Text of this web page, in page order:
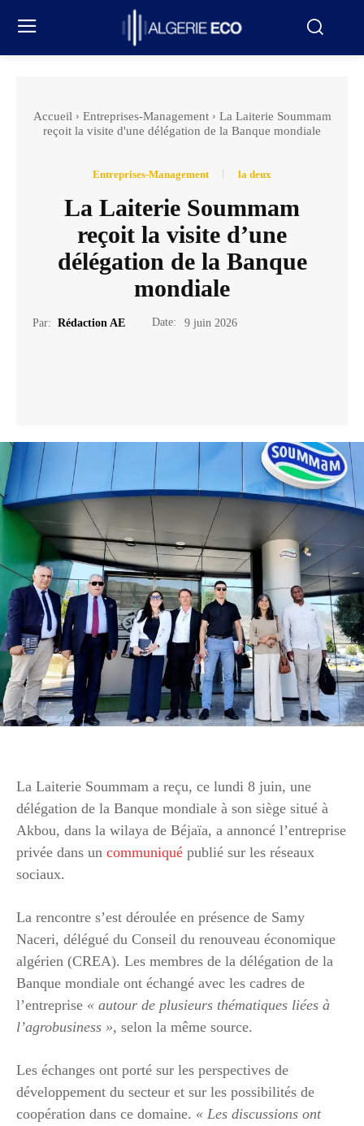
Accueil Entreprises-Management
La Laiterie Soummam
reçoit la visite d'une délégation de la Banque mondiale
Entreprises-Management la deux
La Laiterie Soummam
reçoit la visite d’une
délégation de la Banque
mondiale
Par: Rédaction AE Date: 9 juin 2026
La Laiterie Soummam a reçu, ce lundi 8 juin, une
délégation de la Banque mondiale à son siège situé à
Akbou, dans la wilaya de Béjaïa, a annoncé l’entreprise
privée dans un communiqué publié sur les réseaux
sociaux.
La rencontre s’est déroulée en présence de Samy
Naceri, délégué du Conseil du renouveau économique
algérien (CREA). Les membres de la délégation de la
Banque mondiale ont échangé avec les cadres de
l’entreprise « autour de plusieurs thématiques liées à
l’agrobusiness », selon la même source.
Les échanges ont porté sur les perspectives de
développement du secteur et sur les possibilités de
coopération dans ce domaine. « Les discussions ont